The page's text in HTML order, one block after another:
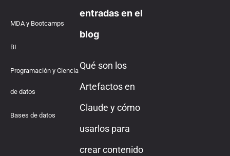
MDA y Bootcamps
BI
Programación y Ciencia
de datos
Bases de datos
entradas en el
blog
Qué son los
Artefactos en
Claude y cómo
usarlos para
crear contenido